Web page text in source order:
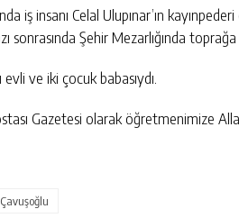
iş insanı Celal Ulupınar’ın
sonrasında Şehir Mezarlığında
ve iki çocuk babasıydı.
Gazetesi olarak öğretmenimize